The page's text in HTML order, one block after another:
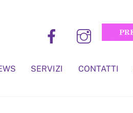
SERVIZI CONTATTI